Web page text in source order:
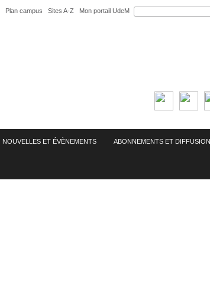
Plan campus Sites A-Z Mon portail UdeM
NOUVELLES ET ÉVÈNEMENTS ABONNEMENTS ET DIFFUSION